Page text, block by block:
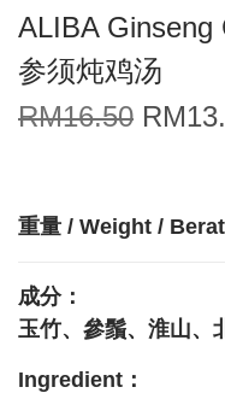
ALIBA Ginseng
参须炖鸡汤
RM16.50 RM
重量 / Weight /
成分：
玉竹、參鬚、淮山、
Ingredient：